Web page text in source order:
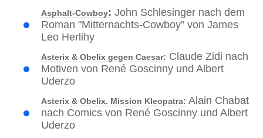
Asphalt-Cowboy: John Schlesinger nach dem
Roman "Mitternachts-Cowboy" von James
Leo Herlihy
Asterix & Obelix gegen Caesar: Claude Zidi nach
Motiven von René Goscinny und Albert
Uderzo
Asterix & Obelix. Mission Kleopatra: Alain Chabat
nach Comics von René Goscinny und Albert
Uderzo